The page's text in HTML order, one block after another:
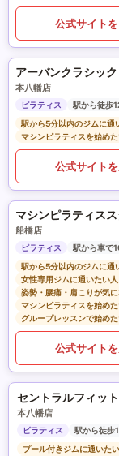
公式サイト
本八幡店
ピラティス
駅から徒歩
駅から5分以内のジムに通
マシンピラティスを始め
公式サイト
船橋店
ピラティス
駅から車で
駅から5分以内のジムに通
女性専用ジムに通いたい人
姿勢・腰痛・肩こりが気
マシンピラティスを始め
グループレッスンで始め
公式サイト
セントラルフィッ
本八幡店
ピラティス
駅から徒歩
プール付きジムに通いた